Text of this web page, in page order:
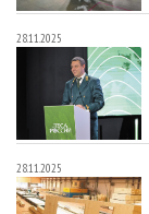
28.11.2025
28.11.2025